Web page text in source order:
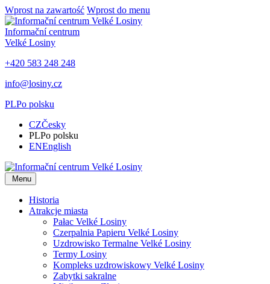
Wprost na zawartość Wprost do menu
Informační centrum
Velké Losiny
+420 583 248 248
info@losiny.cz
PLPo polsku
CZČesky
PLPo polsku
ENEnglish
Menu
Historia
Atrakcje miasta
Pałac Velké Losiny
Czerpalnia Papieru Velké Losiny
Uzdrowisko Termalne Velké Losiny
Termy Losiny
Kompleks uzdrowiskowy Velké Losiny
Zabytki sakralne